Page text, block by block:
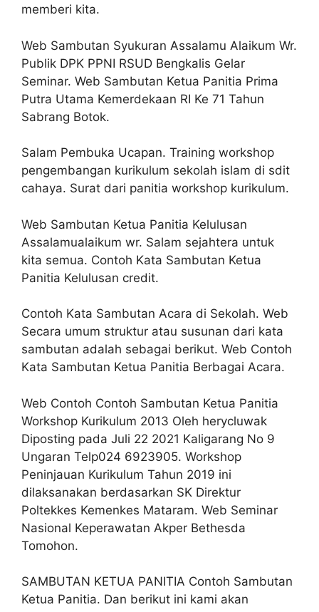
memberi kita.
Web Sambutan Syukuran Assalamu Alaikum Wr.
Publik DPK PPNI RSUD Bengkalis Gelar
Seminar. Web Sambutan Ketua Panitia Prima
Putra Utama Kemerdekaan RI Ke 71 Tahun
Sabrang Botok.
Salam Pembuka Ucapan. Training workshop
pengembangan kurikulum sekolah islam di sdit
cahaya. Surat dari panitia workshop kurikulum.
Web Sambutan Ketua Panitia Kelulusan
Assalamualaikum wr. Salam sejahtera untuk
kita semua. Contoh Kata Sambutan Ketua
Panitia Kelulusan credit.
Contoh Kata Sambutan Acara di Sekolah. Web
Secara umum struktur atau susunan dari kata
sambutan adalah sebagai berikut. Web Contoh
Kata Sambutan Ketua Panitia Berbagai Acara.
Web Contoh Contoh Sambutan Ketua Panitia
Workshop Kurikulum 2013 Oleh herycluwak
Diposting pada Juli 22 2021 Kaligarang No 9
Ungaran Telp024 6923905. Workshop
Peninjauan Kurikulum Tahun 2019 ini
dilaksanakan berdasarkan SK Direktur
Poltekkes Kemenkes Mataram. Web Seminar
Nasional Keperawatan Akper Bethesda
Tomohon.
SAMBUTAN KETUA PANITIA Contoh Sambutan
Ketua Panitia. Dan berikut ini kami akan